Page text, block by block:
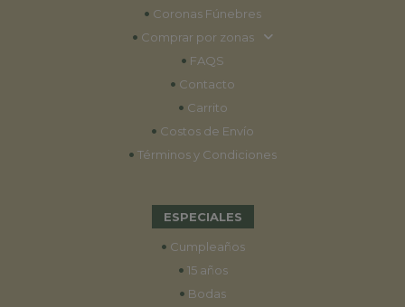
• Coronas Fúnebres
• Comprar por zonas
• FAQS
• Contacto
• Carrito
• Costos de Envío
• Términos y Condiciones
ESPECIALES
• Cumpleaños
• 15 años
• Bodas